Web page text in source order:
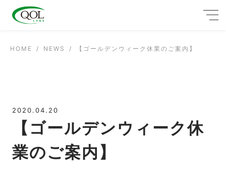
HOME NEWS 【ゴールデンウィーク休業のご案内】
2020.04.20
【ゴールデンウィーク休
業のご案内】